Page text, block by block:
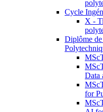
Cycle
X -
Diplôme
Data
for